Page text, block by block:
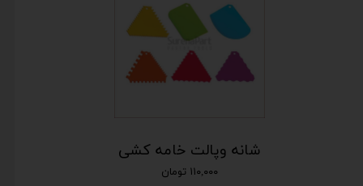
شانه وپالت خامه کشی
۱۱۰,۰۰۰ تومان